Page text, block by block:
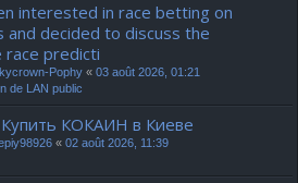
interested in race betting on
and decided to discuss the
race predicti
Pophy « 03 août 2026, 01:21
de LAN public
Купить КОКАИН в Киеве
« 02 août 2026, 11:39